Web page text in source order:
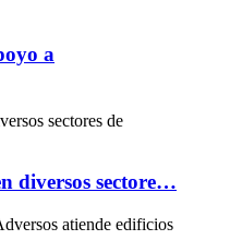
a
diversos sectore…